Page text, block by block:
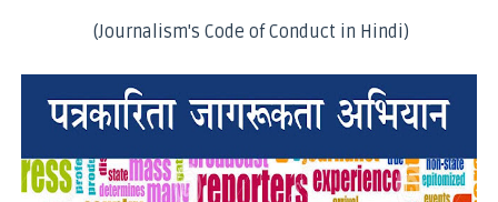
(Journalism's Code of Conduct in Hindi)